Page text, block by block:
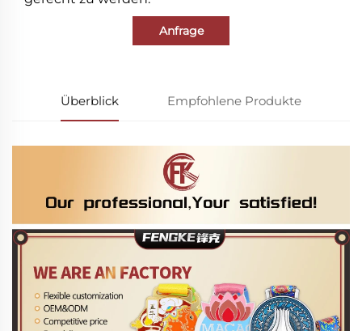
Anfrage
Überblick Empfohlene Produkte